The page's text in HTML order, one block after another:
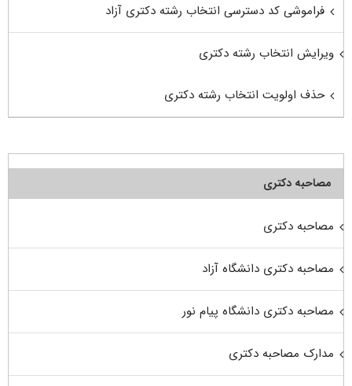
فراموشی کد دسترسی انتخاب رشته دکتری آزاد
ویرایش انتخاب رشته دکتری
حذف اولویت انتخاب رشته دکتری
مصاحبه دکتری
مصاحبه دکتری
مصاحبه دکتری دانشگاه آزاد
مصاحبه دکتری دانشگاه پیام نور
مدارک مصاحبه دکتری